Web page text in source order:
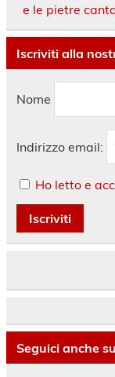
e le pietre
Iscriviti alla
Nome
Indirizzo email:
Ho letto e
Seguici anche